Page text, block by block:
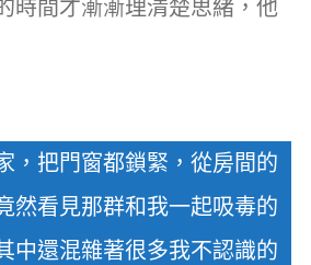
時間才漸漸理清楚思緒，他
，把門窗都鎖緊，從房間的
然看見那群和我一起吸毒的
中還混雜著很多我不認識的